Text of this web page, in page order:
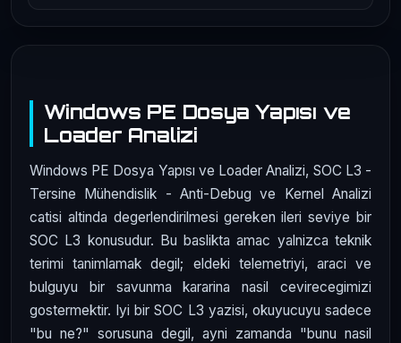
Windows PE Dosya Yapısı ve
Loader Analizi
Windows PE Dosya Yapısı ve Loader Analizi, SOC L3 -
Tersine Mühendislik - Anti-Debug ve Kernel Analizi
catisi altinda degerlendirilmesi gereken ileri seviye bir
SOC L3 konusudur. Bu baslikta amac yalnizca teknik
terimi tanimlamak degil; eldeki telemetriyi, araci ve
bulguyu bir savunma kararina nasil cevirecegimizi
gostermektir. Iyi bir SOC L3 yazisi, okuyucuyu sadece
"bu ne?" sorusuna degil, ayni zamanda "bunu nasil